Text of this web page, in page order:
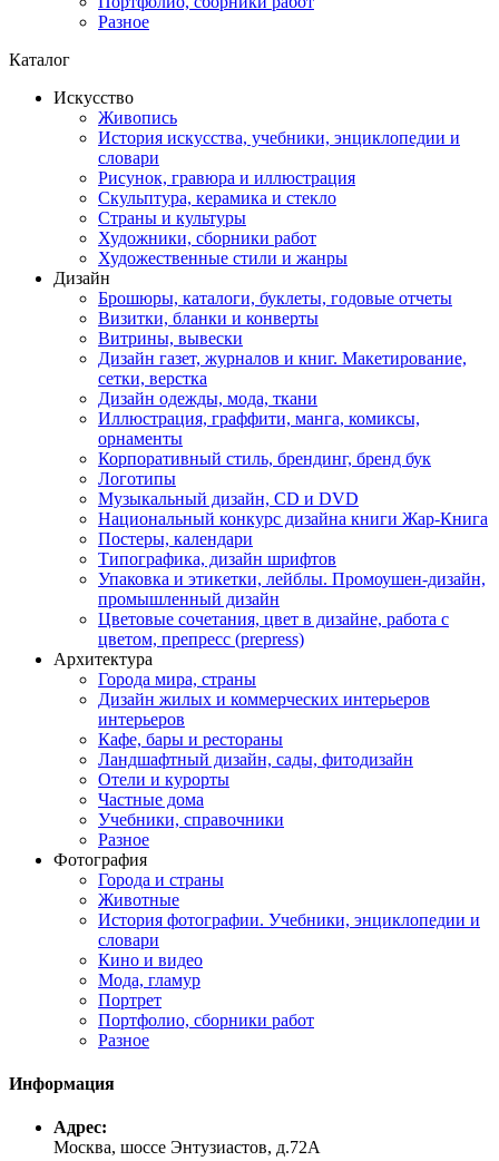
Разное
Каталог
Искусство
Живопись
История искусства, учебники, энциклопедии и
словари
Рисунок, гравюра и иллюстрация
Скульптура, керамика и стекло
Страны и культуры
Художники, сборники работ
Художественные стили и жанры
Дизайн
Брошюры, каталоги, буклеты, годовые отчеты
Визитки, бланки и конверты
Витрины, вывески
Дизайн газет, журналов и книг. Макетирование,
сетки, верстка
Дизайн одежды, мода, ткани
Иллюстрация, граффити, манга, комиксы,
орнаменты
Корпоративный стиль, брендинг, бренд бук
Логотипы
Музыкальный дизайн, СD и DVD
Национальный конкурс дизайна книги Жар-Книга
Постеры, календари
Типографика, дизайн шрифтов
Упаковка и этикетки, лейблы. Промоушен-дизайн,
промышленный дизайн
Цветовые сочетания, цвет в дизайне, работа с
цветом, препресс (prepress)
Архитектура
Города мира, страны
Дизайн жилых и коммерческих интерьеров
интерьеров
Кафе, бары и рестораны
Ландшафтный дизайн, сады, фитодизайн
Отели и курорты
Частные дома
Учебники, справочники
Разное
Фотография
Города и страны
Животные
История фотографии. Учебники, энциклопедии и
словари
Кино и видео
Мода, гламур
Портрет
Портфолио, сборники работ
Разное
Информация
Адрес:
Москва, шоссе Энтузиастов, д.72А